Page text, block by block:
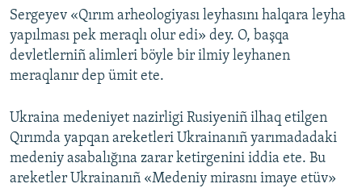
Sergeyev «Qırım arheologiyası leyhasını halqara leyha
yapılması pek meraqlı olur edi» dey. O, başqa
devletlerniñ alimleri böyle bir ilmiy leyhanen
meraqlanır dep ümit ete.
Ukraina medeniyet nazirligi Rusiyeniñ ilhaq etilgen
Qırımda yapqan areketleri Ukrainanıñ yarımadadaki
medeniy asabalığına zarar ketirgenini iddia ete. Bu
areketler Ukrainanıñ «Medeniy mirasnı imaye etüv»